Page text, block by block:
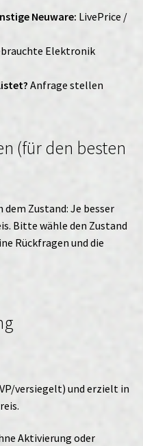
Neuware: LivePrice /
Elektronik
Anfrage stellen
(für den besten
Zustand: Je besser
Bitte wähle den Zustand
Rückfragen und die
versiegelt) und erzielt in
Aktivierung oder